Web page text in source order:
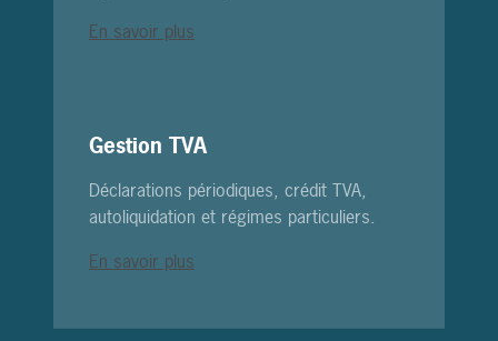
En savoir plus
Gestion TVA
Déclarations périodiques, crédit TVA,
autoliquidation et régimes particuliers.
En savoir plus